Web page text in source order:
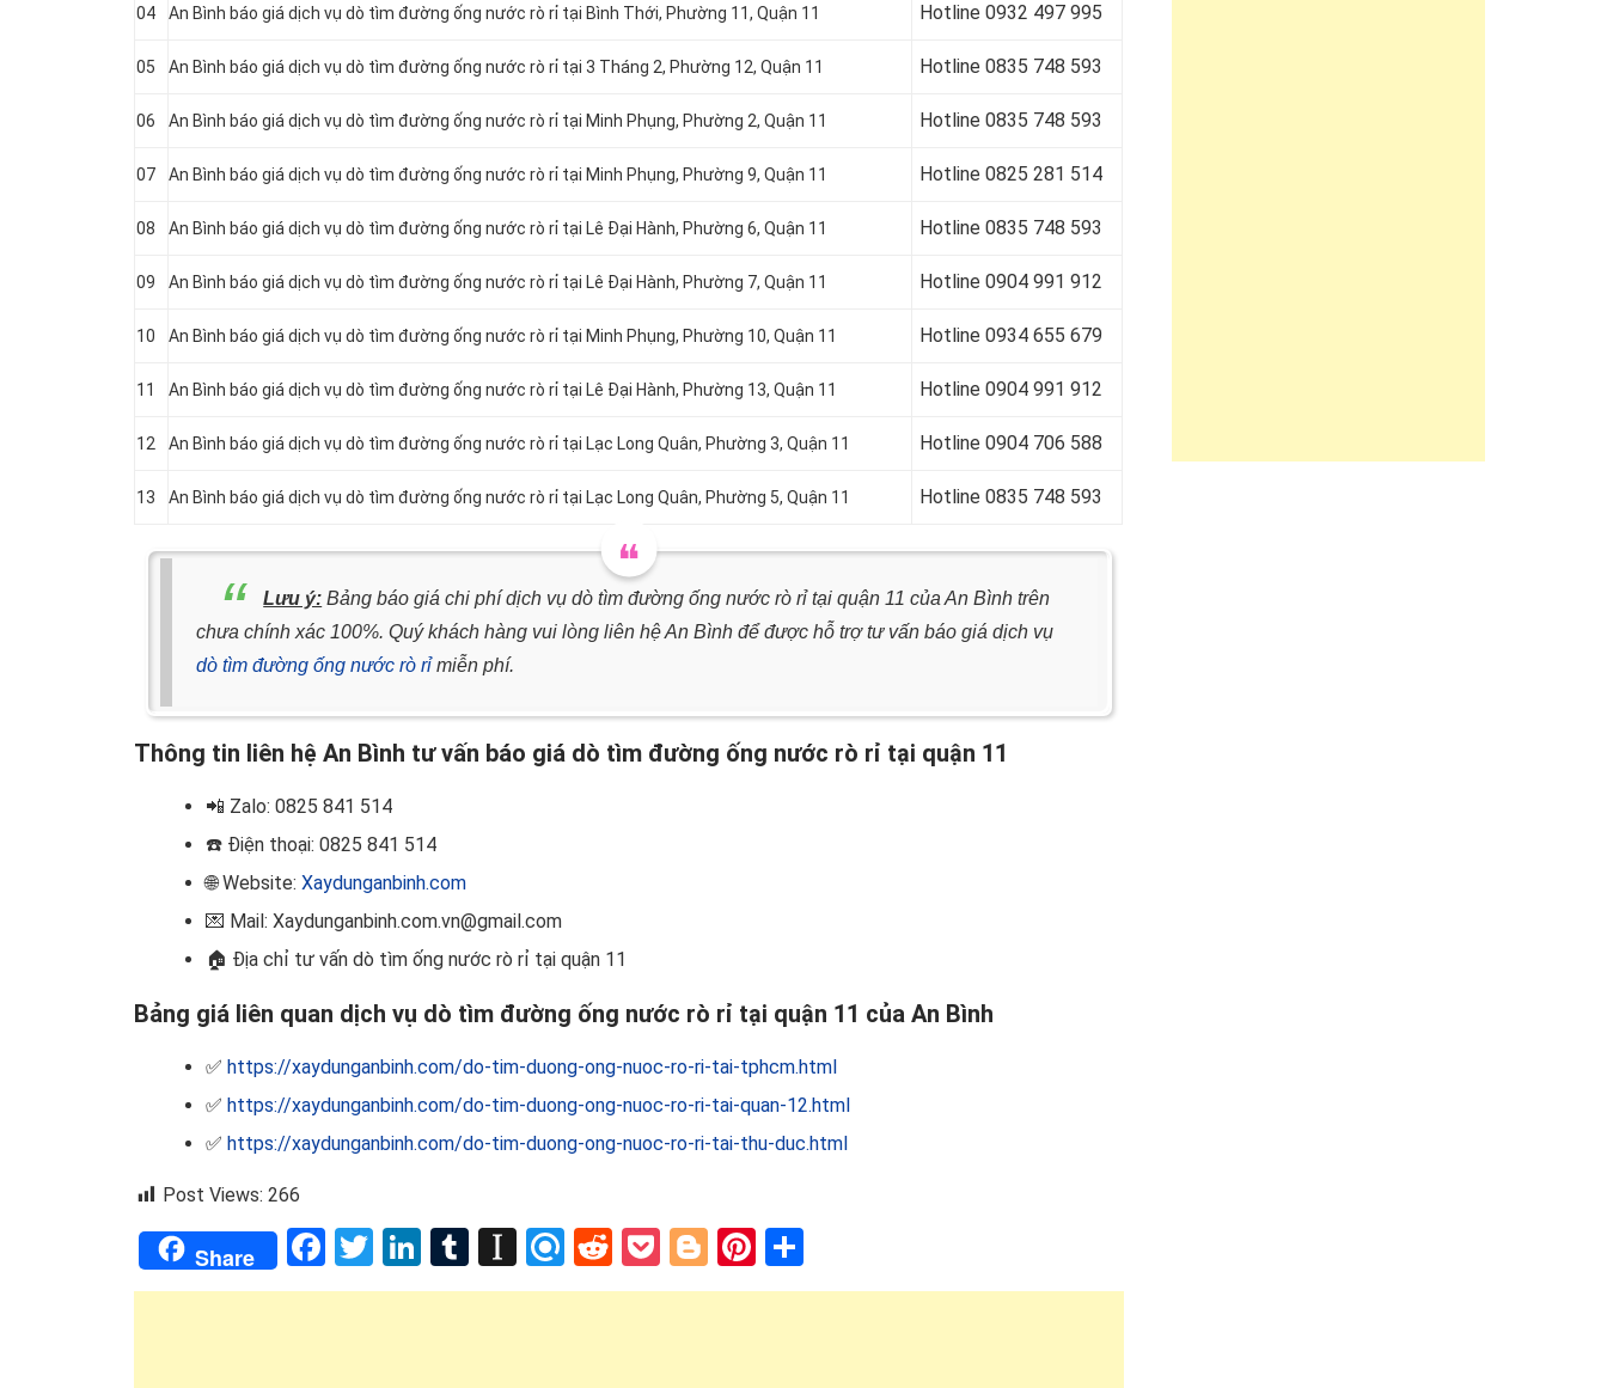
04 An Bình báo giá dịch vụ dò tìm đường ống nước rò rỉ tại Bình Thới, Phường 11, Quận 11 Hotline 0932 497 995
05 An Bình báo giá dịch vụ dò tìm đường ống nước rò rỉ tại 3 Tháng 2, Phường 12, Quận 11 Hotline 0835 748 593
06 An Bình báo giá dịch vụ dò tìm đường ống nước rò rỉ tại Minh Phụng, Phường 2, Quận 11 Hotline 0835 748 593
07 An Bình báo giá dịch vụ dò tìm đường ống nước rò rỉ tại Minh Phụng, Phường 9, Quận 11 Hotline 0825 281 514
08 An Bình báo giá dịch vụ dò tìm đường ống nước rò rỉ tại Lê Đại Hành, Phường 6, Quận 11 Hotline 0835 748 593
09 An Bình báo giá dịch vụ dò tìm đường ống nước rò rỉ tại Lê Đại Hành, Phường 7, Quận 11 Hotline 0904 991 912
10 An Bình báo giá dịch vụ dò tìm đường ống nước rò rỉ tại Minh Phụng, Phường 10, Quận 11 Hotline 0934 655 679
11 An Bình báo giá dịch vụ dò tìm đường ống nước rò rỉ tại Lê Đại Hành, Phường 13, Quận 11 Hotline 0904 991 912
12 An Bình báo giá dịch vụ dò tìm đường ống nước rò rỉ tại Lạc Long Quân, Phường 3, Quận 11 Hotline 0904 706 588
13 An Bình báo giá dịch vụ dò tìm đường ống nước rò rỉ tại Lạc Long Quân, Phường 5, Quận 11 Hotline 0835 748 593
Lưu ý: Bảng báo giá chi phí dịch vụ dò tìm đường ống nước rò rỉ tại quận 11 của An Bình trên
chưa chính xác 100%. Quý khách hàng vui lòng liên hệ An Bình để được hỗ trợ tư vấn báo giá dịch vụ
dò tìm đường ống nước rò rỉmiễn phí.
Thông tin liên hệ An Bình tư vấn báo giá dò tìm đường ống nước rò rỉ tại quận 11
📲 Zalo: 0825 841 514
☎️ Điện thoại: 0825 841 514
🌐 Website: Xaydunganbinh.com
💌 Mail: Xaydunganbinh.com.vn@gmail.com
🏠 Địa chỉ tư vấn dò tìm ống nước rò rỉ tại quận 11
Bảng giá liên quan dịch vụ dò tìm đường ống nước rò rỉ tại quận 11 của An Bình
✅ https://xaydunganbinh.com/do-tim-duong-ong-nuoc-ro-ri-tai-tphcm.html
✅ https://xaydunganbinh.com/do-tim-duong-ong-nuoc-ro-ri-tai-quan-12.html
✅ https://xaydunganbinh.com/do-tim-duong-ong-nuoc-ro-ri-tai-thu-duc.html
Post Views: 266
Share Facebook
TwitterLinkedIn
Tumblr
Instapaper
RefindRedditPocket
BloggerPinterest